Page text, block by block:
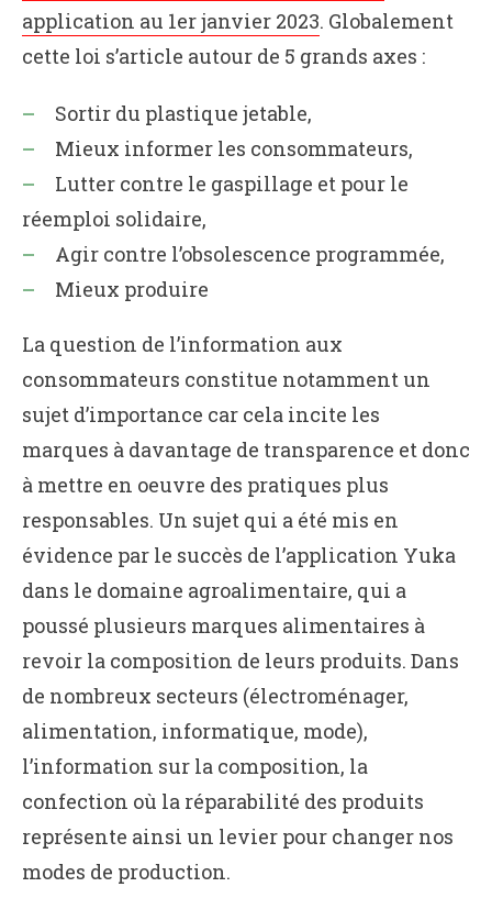
application au 1er janvier 2023. Globalement
cette loi s’article autour de 5 grands axes :
Sortir du plastique jetable,
Mieux informer les consommateurs,
Lutter contre le gaspillage et pour le
réemploi solidaire,
Agir contre l’obsolescence programmée,
Mieux produire
La question de l’information aux
consommateurs constitue notamment un
sujet d’importance car cela incite les
marques à davantage de transparence et donc
à mettre en oeuvre des pratiques plus
responsables. Un sujet qui a été mis en
évidence par le succès de l’application Yuka
dans le domaine agroalimentaire, qui a
poussé plusieurs marques alimentaires à
revoir la composition de leurs produits. Dans
de nombreux secteurs (électroménager,
alimentation, informatique, mode),
l’information sur la composition, la
confection où la réparabilité des produits
représente ainsi un levier pour changer nos
modes de production.